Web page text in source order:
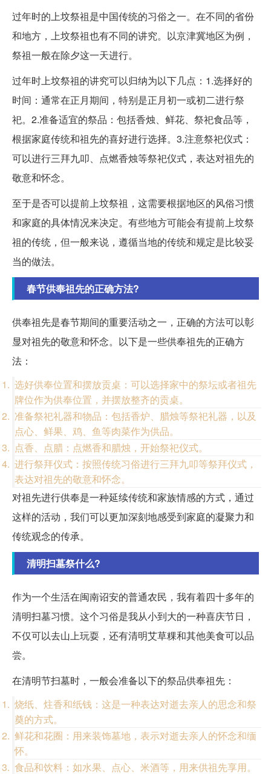
过年时的上坟祭祖是中国传统的习俗之一。在不同的省份
和地方，上坟祭祖也有不同的讲究。以京津冀地区为例，
祭祖一般在除夕这一天进行。
过年时上坟祭祖的讲究可以归纳为以下几点：1.选择好的
时间：通常在正月期间，特别是正月初一或初二进行祭
祀。2.准备适宜的祭品：包括香烛、鲜花、祭祀食品等，
根据家庭传统和祖先的喜好进行选择。3.注意祭祀仪式：
可以进行三拜九叩、点燃香烛等祭祀仪式，表达对祖先的
敬意和怀念。
至于是否可以提前上坟祭祖，这需要根据地区的风俗习惯
和家庭的具体情况来决定。有些地方可能会有提前上坟祭
祖的传统，但一般来说，遵循当地的传统和规定是比较妥
当的做法。
春节供奉祖先的正确方法?
供奉祖先是春节期间的重要活动之一，正确的方法可以彰
显对祖先的敬意和怀念。以下是一些供奉祖先的正确方
法：
选好供奉位置和摆放贡桌：可以选择家中的祭坛或者祖先
牌位作为供奉位置，并摆放整齐的贡桌。
准备祭祀礼器和物品：包括香炉、腊烛等祭祀礼器，以及
点心、鲜果、鸡、鱼等肉菜作为供品。
点香、点腊：点燃香和腊烛，开始祭祀仪式。
进行祭拜仪式：按照传统习俗进行三拜九叩等祭拜仪式，
表达对祖先的敬意和怀念。
对祖先进行供奉是一种延续传统和家族情感的方式，通过
这样的活动，我们可以更加深刻地感受到家庭的凝聚力和
传统观念的传承。
清明扫墓祭什么?
作为一个生活在闽南诏安的普通农民，我有着四十多年的
清明扫墓习惯。这个习俗是我从小到大的一种喜庆节日，
不仅可以去山上玩耍，还有清明艾草粿和其他美食可以品
尝。
在清明节扫墓时，一般会准备以下的祭品供奉祖先：
烧纸、炷香和纸钱：这是一种表达对逝去亲人的思念和祭
奠的方式。
鲜花和花圈：用来装饰墓地，表示对逝去亲人的怀念和缅
怀。
食品和饮料：如水果、点心、米酒等，用来供祖先享用。